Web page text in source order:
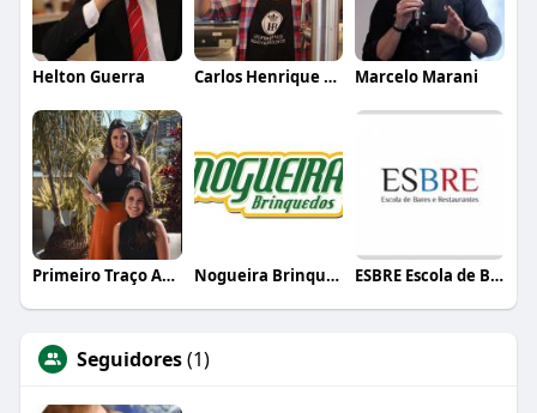
Helton Guerra Carlos Henrique de Faria Vasconcelos Marcelo Marani
Primeiro Traço Arquitetura Nogueira Brinquedos ESBRE Escola de Bares e Restaurantes
Seguidores(1)